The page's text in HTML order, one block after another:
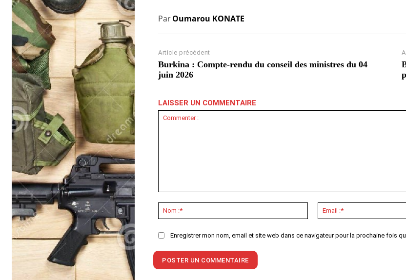
ParOumarou KONATE
Article précédent
Burkina : Compte-rendu du conseil des ministres du 04
juin 2026
LAISSER UN COMMENTAIRE
:*
Enregistrer mon nom, email et site web dans ce navigateur pour la prochaine fois